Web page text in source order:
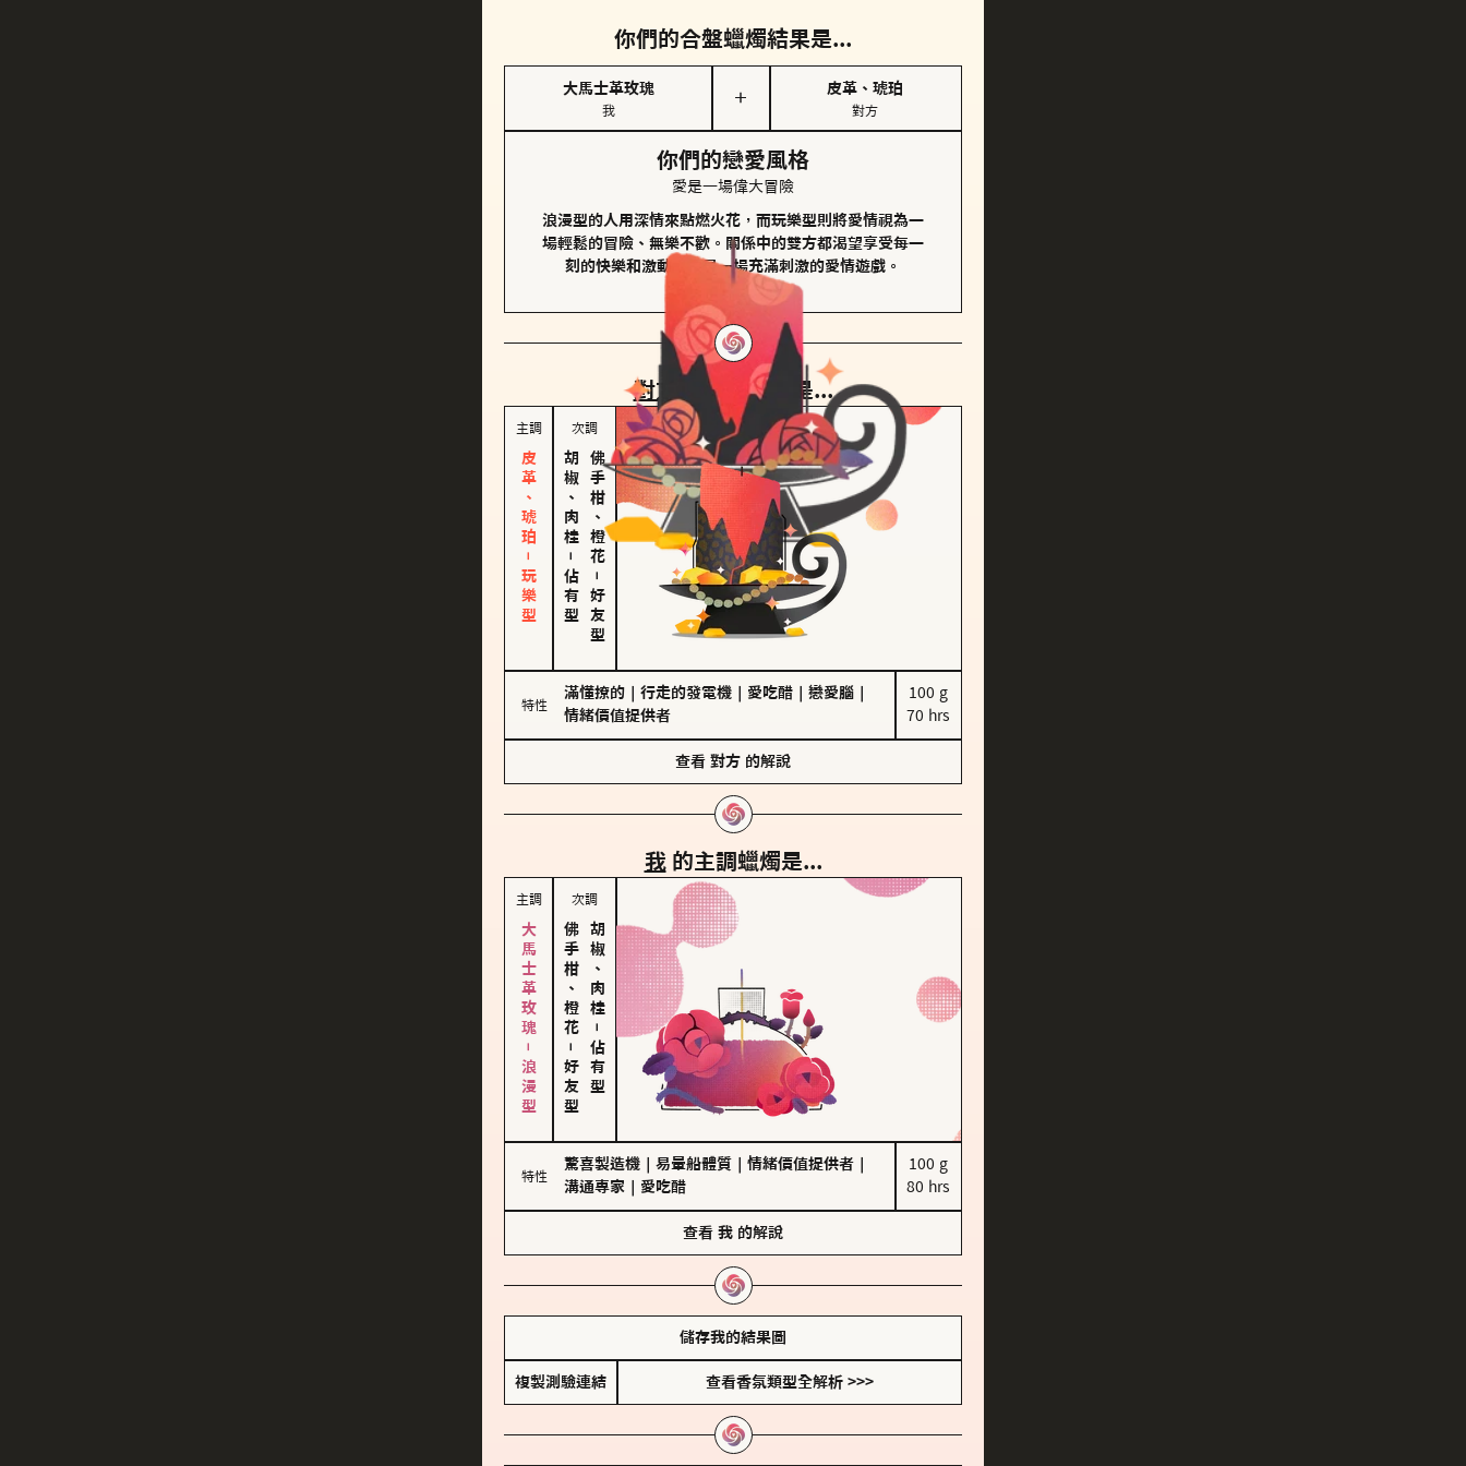
你們的合盤蠟燭結果是...
大馬士革玫瑰
我
＋
皮革、琥珀
對方
你們的戀愛風格
愛是一場偉大冒險
浪漫型的人用深情來點燃火花，而玩樂型則將愛情視為一
場輕鬆的冒險、無樂不歡。關係中的雙方都渴望享受每一
刻的快樂和激動，像是一場充滿刺激的愛情遊戲。
對方 的主調蠟燭是...
主調
皮革、琥珀－玩樂型
次調
胡椒、肉桂
－
佔有型
佛手柑、橙花
－
好友型
特性
滿懂撩的 行走的發電機 愛吃醋 戀愛腦
情緒價值提供者
100 g
70 hrs
查看 對方 的解說
我 的主調蠟燭是...
主調
大馬士革玫瑰－浪漫型
次調
佛手柑、橙花
－
好友型
胡椒、肉桂
－
佔有型
特性
驚喜製造機 易暈船體質 情緒價值提供者
溝通專家
愛吃醋
100 g
80 hrs
查看 我 的解說
儲存我的結果圖
複製測驗連結 查看香氛類型全解析 >>>